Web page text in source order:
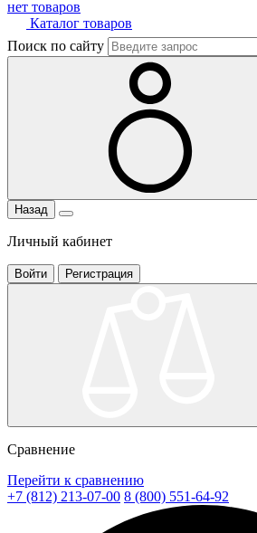
нет товаров
Каталог товаров
Поиск по сайту
Назад
Личный кабинет
Войти Регистрация
Сравнение
Перейти к сравнению
+7 (812) 213-07-00 8 (800) 551-64-92